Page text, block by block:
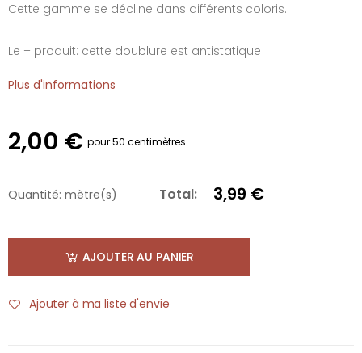
Cette gamme se décline dans différents coloris.
Le + produit: cette doublure est antistatique
Plus d'informations
2,00 € pour 50 centimètres
Quantité: mètre(s) Total: 3,99 €
AJOUTER AU PANIER
Ajouter à ma liste d'envie